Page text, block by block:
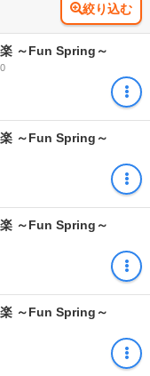
絞り込む
～Fun Spring～
～Fun Spring～
～Fun Spring～
～Fun Spring～